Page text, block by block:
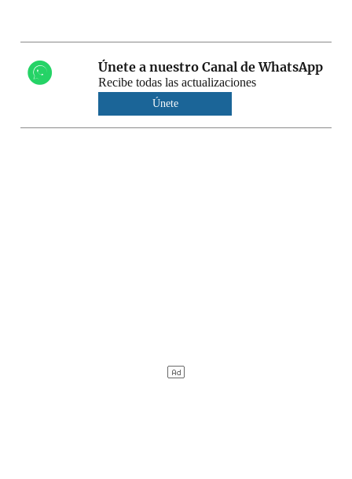
Únete a nuestro Canal de WhatsApp
Recibe todas las actualizaciones
Únete